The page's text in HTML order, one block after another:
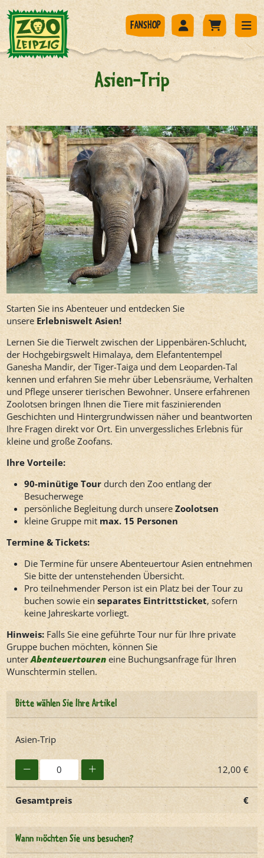
FANSHOP
Asien-Trip
Starten Sie ins Abenteuer und entdecken Sie
unsereErlebniswelt Asien!
Lernen Sie die Tierwelt zwischen der Lippenbären-Schlucht,
der Hochgebirgswelt Himalaya, dem Elefantentempel
Ganesha Mandir, der Tiger-Taiga und dem Leoparden-Tal
kennen und erfahren Sie mehr über Lebensräume, Verhalten
und Pflege unserer tierischen Bewohner. Unsere erfahrenen
Zoolotsen bringen Ihnen die Tiere mit faszinierenden
Geschichten und Hintergrundwissen näher und beantworten
Ihre Fragen direkt vor Ort. Ein unvergessliches Erlebnis für
kleine und große Zoofans.
Ihre Vorteile:
90-minütige Tour durch den Zoo entlang der
Besucherwege
persönliche Begleitung durch unsereZoolotsen
kleine Gruppe mit max. 15 Personen
Termine & Tickets:
Die Termine für unsere Abenteuertour Asien entnehmen
Sie bitte der untenstehenden Übersicht.
Pro teilnehmender Person ist ein Platz bei der Tour zu
buchen sowie einseparates Eintrittsticket, sofern
keine Jahreskarte vorliegt.
Hinweis: Falls Sie eine geführte Tour nur für Ihre private
Gruppe buchen möchten, können Sie
unterAbenteuertouren eine Buchungsanfrage für Ihren
Wunschtermin stellen.
Bitte wählen Sie Ihre Artikel
Asien-Trip
12,00 €
Gesamtpreis €
Wann möchten Sie uns besuchen?